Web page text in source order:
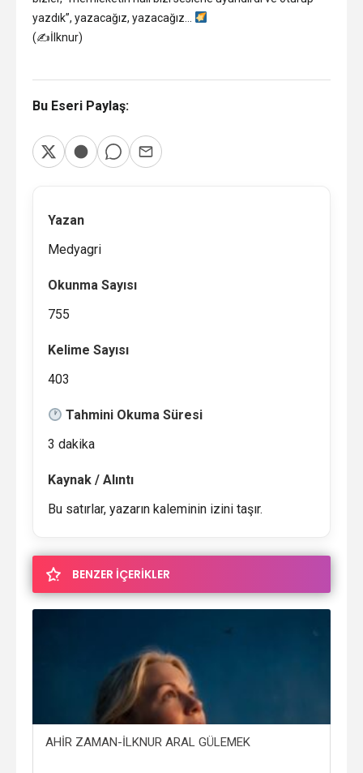
yazdık”, yazacağız, yazacağız…
(✍️İlknur)
Bu Eseri Paylaş:
Yazan
Medyagri
Okunma Sayısı
755
Kelime Sayısı
403
Tahmini Okuma Süresi
3 dakika
Kaynak / Alıntı
Bu satırlar, yazarın kaleminin izini taşır.
BENZER İÇERİKLER
AHİR ZAMAN-İLKNUR ARAL GÜLEMEK